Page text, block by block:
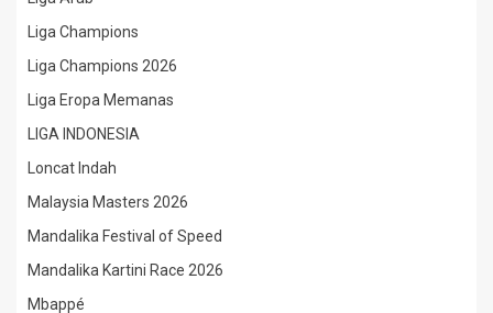
Liga Champions
Liga Champions 2026
Liga Eropa Memanas
LIGA INDONESIA
Loncat Indah
Malaysia Masters 2026
Mandalika Festival of Speed
Mandalika Kartini Race 2026
Mbappé